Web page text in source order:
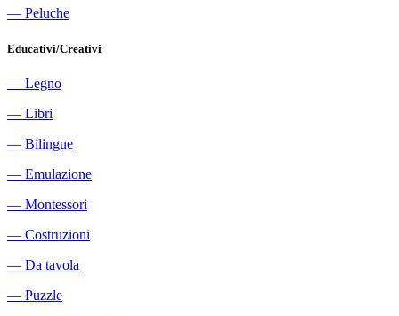
― Peluche
Educativi/Creativi
― Legno
― Libri
― Bilingue
― Emulazione
― Montessori
― Costruzioni
― Da tavola
― Puzzle